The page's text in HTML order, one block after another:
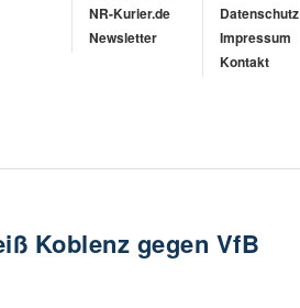
NR-Kurier.de
Newsletter
Datenschutz
Impressum
Kontakt
Koblenz gegen VfB